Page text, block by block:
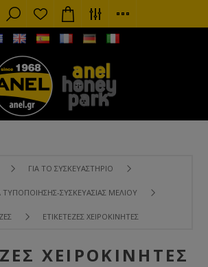
ΓΙΑ ΤΟ ΣΥΣΚΕΥΑΣΤΉΡΙΟ
ΣΥΣΚΕΥΑΣΊΑΣ ΜΕΛΙΟΎ
ΕΤΙΚΕΤΈΖΕΣ ΧΕΙΡΟΚΊΝΗΤΕΣ
ΧΕΙΡΟΚΊΝΗΤΕΣ